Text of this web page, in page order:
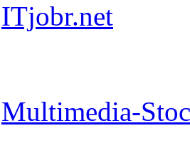
ITjobr.net
Multimedia-